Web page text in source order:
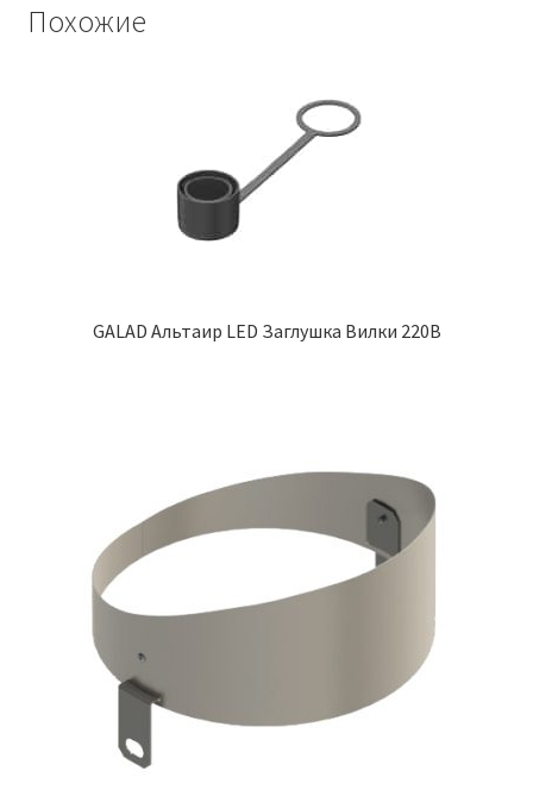
Похожие
GALAD Альтаир LED Заглушка Вилки 220В